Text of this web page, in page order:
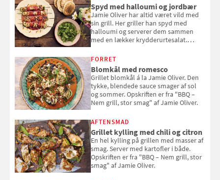
Spyd med halloumi og jordbær
Jamie Oliver har altid været vild med
sin grill. Her griller han spyd med
halloumi og serverer dem sammen
med en lækker krydderurtesalat.
smag" af Jamie Oliver.
FORRET
Blomkål med romesco
Grillet blomkål á la Jamie Oliver. Den
tykke, blendede sauce smager af sol
og sommer. Opskriften er fra "BBQ –
Nem grill, stor smag" af Jamie Oliver.
AFTENSMAD
Grillet kylling med chili og citron
En hel kylling på grillen med masser af
smag. Server med kartofler i både.
Opskriften er fra "BBQ – Nem grill, stor
smag" af Jamie Oliver.